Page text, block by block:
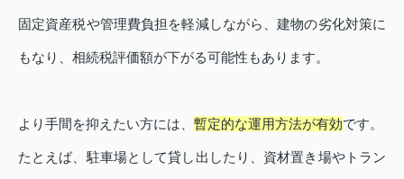
固定資産税や管理費負担を軽減しながら、建物の劣化対策に
もなり、相続税評価額が下がる可能性もあります。
より手間を抑えたい方には、 暫定的な運用方法が有効です。
たとえば、駐車場として貸し出したり、資材置き場やトラン